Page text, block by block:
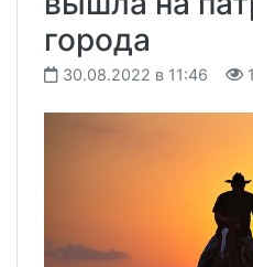
города
30.08.2022 в 11:46